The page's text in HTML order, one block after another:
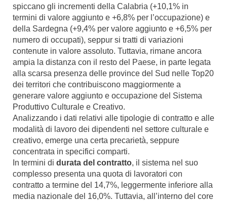
spiccano gli incrementi della Calabria (+10,1% in
termini di valore aggiunto e +6,8% per l’occupazione) e
della Sardegna (+9,4% per valore aggiunto e +6,5% per
numero di occupati), seppur si tratti di variazioni
contenute in valore assoluto. Tuttavia, rimane ancora
ampia la distanza con il resto del Paese, in parte legata
alla scarsa presenza delle province del Sud nelle Top20
dei territori che contribuiscono maggiormente a
generare valore aggiunto e occupazione del Sistema
Produttivo Culturale e Creativo.
Analizzando i dati relativi alle tipologie di contratto e alle
modalità di lavoro dei dipendenti nel settore culturale e
creativo, emerge una certa precarietà, seppure
concentrata in specifici comparti.
In termini di durata del contratto, il sistema nel suo
complesso presenta una quota di lavoratori con
contratto a termine del 14,7%, leggermente inferiore alla
media nazionale del 16,0%. Tuttavia, all’interno del core